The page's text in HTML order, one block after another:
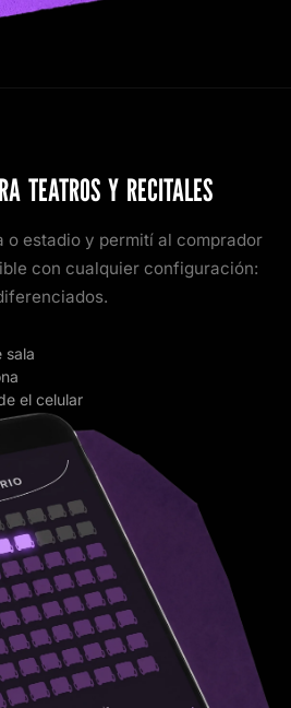
TEATROS Y RECITALES
o estadio y permití al comprador
con cualquier configuración:
sala
el celular